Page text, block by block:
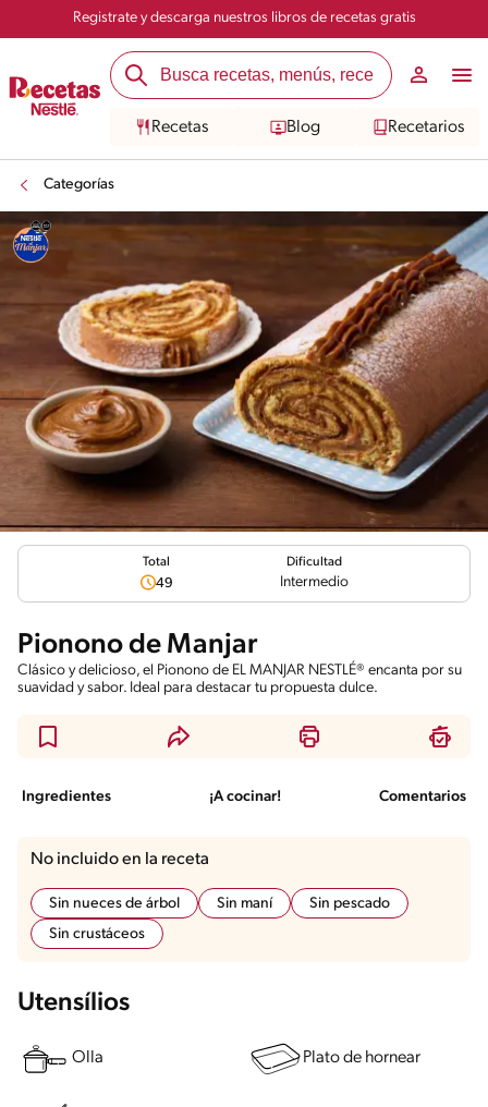
Registrate y descarga nuestros libros de recetas gratis
Recetas Blog Recetarios
Categorías
Total
49
Dificultad
Intermedio
Pionono de Manjar
Clásico y delicioso, el Pionono de EL MANJAR NESTLÉ® encanta por su
suavidad y sabor. Ideal para destacar tu propuesta dulce.
Ingredientes ¡A cocinar! Comentarios
No incluido en la receta
Sin nueces de árbol Sin maní
Sin pescado
Sin crustáceos
Utensílios
Olla Plato de hornear